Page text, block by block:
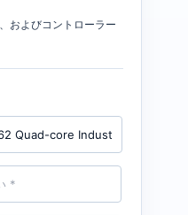
およびコントローラー